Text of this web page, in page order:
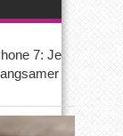
7: Je